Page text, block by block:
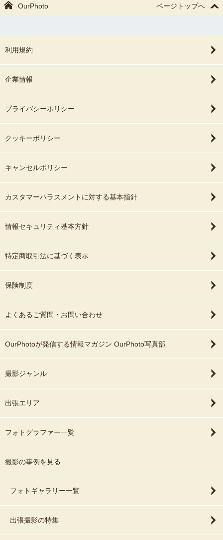
OurPhoto ページトップへ
利用規約
企業情報
プライバシーポリシー
クッキーポリシー
キャンセルポリシー
カスタマーハラスメントに対する基本指針
情報セキュリティ基本方針
特定商取引法に基づく表示
保険制度
よくあるご質問・お問い合わせ
OurPhotoが発信する情報マガジン OurPhoto写真部
撮影ジャンル
出張エリア
フォトグラファー一覧
撮影の事例を見る
フォトギャラリー一覧
出張撮影の特集